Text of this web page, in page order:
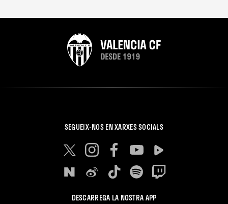
SEGUEIX-NOS EN XARXES SOCIALS
DESCARREGA LA NOSTRA APP